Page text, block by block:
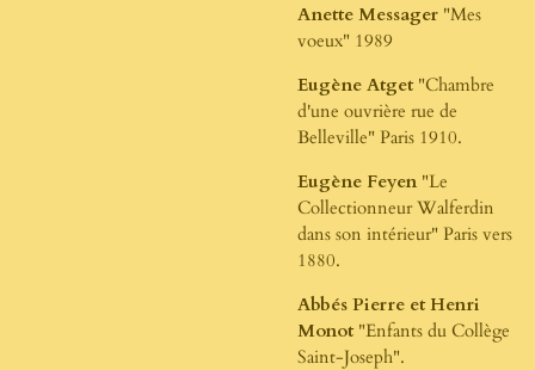
Anette Messager "Mes
voeux" 1989
Eugène Atget "Chambre
d'une ouvrière rue de
Belleville" Paris 1910.
Eugène Feyen "Le
Collectionneur Walferdin
dans son intérieur" Paris vers
1880.
Abbés Pierre et Henri
Monot "Enfants du Collège
Saint-Joseph".